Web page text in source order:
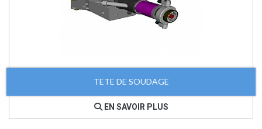
TETE DE SOUDAGE
EN SAVOIR PLUS